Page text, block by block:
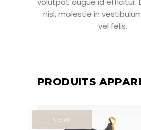
nisi, molestie in
vel felis.
PRODUITS
NEW